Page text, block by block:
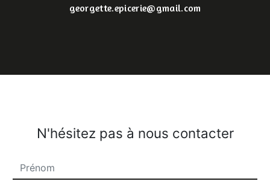
georgette.epicerie@gmail.com
N'hésitez pas à nous contacter